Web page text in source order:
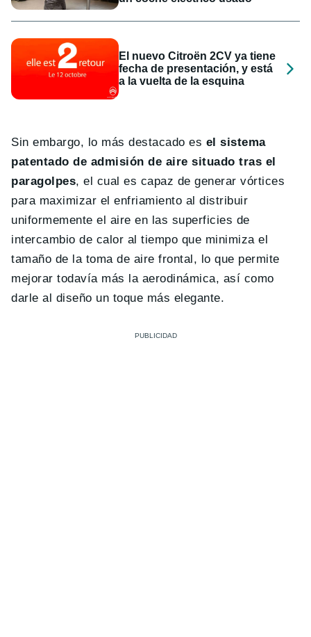
El nuevo Citroën 2CV ya tiene
fecha de presentación, y está
a la vuelta de la esquina
Sin embargo, lo más destacado es el sistema
patentado de admisión de aire situado tras el
paragolpes, el cual es capaz de generar vórtices
para maximizar el enfriamiento al distribuir
uniformemente el aire en las superficies de
intercambio de calor al tiempo que minimiza el
tamaño de la toma de aire frontal, lo que permite
mejorar todavía más la aerodinámica, así como
darle al diseño un toque más elegante.